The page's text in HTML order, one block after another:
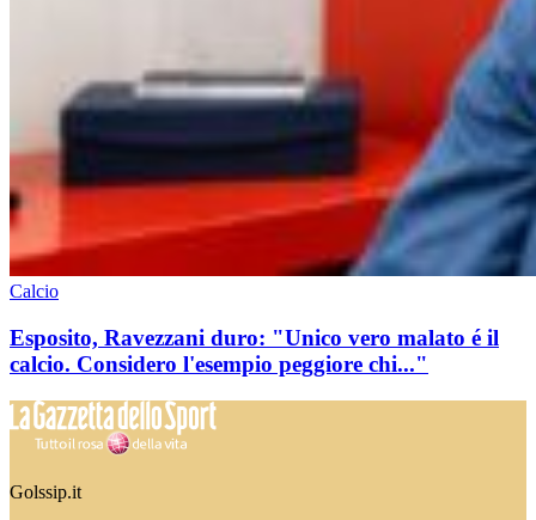
Calcio
Esposito, Ravezzani duro: "Unico vero malato é il
calcio. Considero l'esempio peggiore chi..."
Golssip.it